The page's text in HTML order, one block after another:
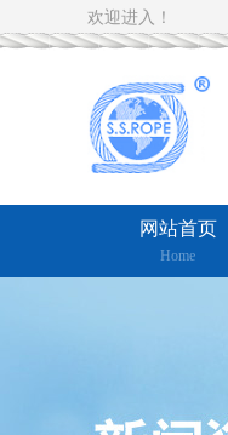
欢迎进入！
网站首页
Home